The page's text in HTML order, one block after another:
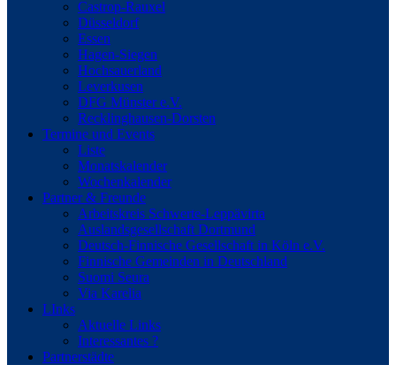
Castrop-Rauxel
Düsseldorf
Essen
Hagen-Siegen
Hochsauerland
Leverkusen
DFG Münster e.V.
Recklinghausen-Dorsten
Termine und Events
Liste
Monatskalender
Wochenkalender
Partner & Freunde
Arbeitskreis Schwerte-Leppävirta
Auslandsgesellschaft Dortmund
Deutsch-Finnische Gesellschaft in Köln e.V.
Finnische Gemeinden in Deutschland
Suomi Seura
Via Karelia
LInks
Aktuelle Links
Interessantes ?
Partnerstädte